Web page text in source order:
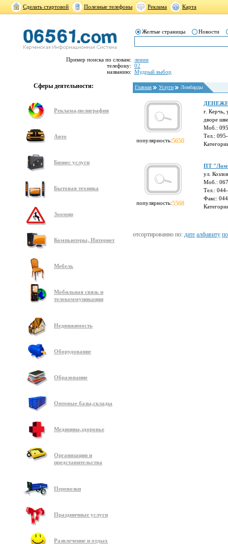
Сделать стартовой Полезные телефоны Реклама Карта
Желтые страницы Новости
Пример поиска по словам:
телефону:
названию:
ленин
02
Мудрый выбор
Сферы деятельности:
Реклама,полиграфия
Авто
Бизнес услуги
Бытовая техника
Зоомир
Компьютеры, Интернет
Мебель
Мобильная связь и
телекоммуникации
Недвижимость
Оборудование
Образование
Оптовые базы,склады
Медицина,здоровье
Организации и
представительства
Перевозки
Праздничные услуги
Развлечение и отдых
Главная Услуги Ломбарды
популярность:5650
г. Керчь,
дворе
Моб.:
Тел.:
популярность:5568
ПТ
ул.
Моб.:
Тел.:
Факс:
отсортированно по: дате алфавиту